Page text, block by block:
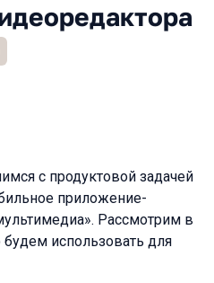
с продуктовой задачей
приложение-
Рассмотрим в
будем использовать для